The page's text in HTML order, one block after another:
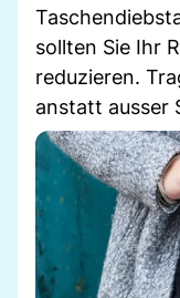
sollten Sie Ihr
reduzieren.
anstatt ausser